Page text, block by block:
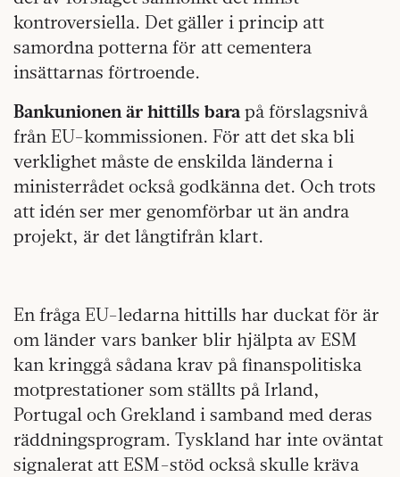
kontroversiella. Det gäller i princip att
samordna potterna för att cementera
insättarnas förtroende.
Bankunionen är hittills bara på förslagsnivå
från EU-kommissionen. För att det ska bli
verklighet måste de enskilda länderna i
ministerrådet också godkänna det. Och trots
att idén ser mer genomförbar ut än andra
projekt, är det långtifrån klart.
En fråga EU-ledarna hittills har duckat för är
om länder vars banker blir hjälpta av ESM
kan kringgå sådana krav på finanspolitiska
motprestationer som ställts på Irland,
Portugal och Grekland i samband med deras
räddningsprogram. Tyskland har inte oväntat
signalerat att ESM-stöd också skulle kräva